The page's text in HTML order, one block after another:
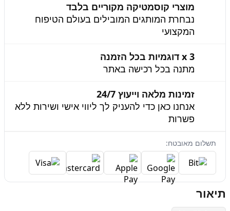
מוצרי קוסמטיקה מקוריים בלבד
נבחרת המותגים המובילים בעולם הטיפוח
המקצועי
3 x דוגמיות בכל הזמנה
מתנה בכל רכישה באתר
זמינות מלאה וייעוץ 24/7
אנחנו כאן כדי להעניק לך ליווי אישי ושירות ללא
פשרות
תשלום מאובטח:
תיאור